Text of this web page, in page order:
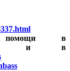
помощи в
в